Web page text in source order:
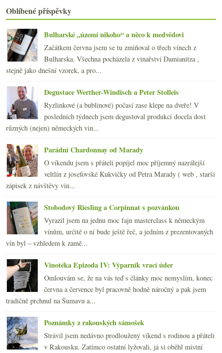
► června(17)
►května(21)
►dubna
►března
►února(20)
ledna (22)
2012
2011 (252)
►2010(249)
►2009(249)
►2008(270)
►2007(108)
Oblíbené příspěvky
Bulharské „území nikoho“ a něco k medvědovi
Začátkem června jsem se tu zmiňoval o třech vínech z
Bulharska. Všechna pocházela z vinařství Damianitza ,
stejně jako dnešní vzorek, a pro...
Degustace Werther-Windisch a Peter Stolleis
Ryzlinkové (a bublinové) počasí zase klepe na dveře! V
posledních týdnech jsem degustoval produkci docela dost
různých (nejen) německých vin...
Parádní Chardonnay od Marady
O víkendu jsem s přáteli popíjel moc příjemný nazrálejší
veltlín z josefovské Kukvičky od Petra Marady ( web , starší
zápisek z návštěvy vin...
Stobodový Riesling a Corpinnat s pozvánkou
Vyrazil jsem na jednu moc fajn masterclass k německým
vínům, určitě o ní bude ještě řeč, a jedním z prezentovaných
vín byl – vzhledem k zamě...
Vinotéka Epizoda IV: Výparník vrací úder
Omlouvám se, že na vás teď s články moc nemyslím, konec
června a července byl pracovně hodně náročný a pak jsem
tradičně prchnul na Šumavu a...
Poznámky z rakouských sámošek
Strávil jsem nedávno prodloužený víkend s rodinou a přáteli
v Rakousku. Zatímco ostatní lyžovali, já si oběhl místní